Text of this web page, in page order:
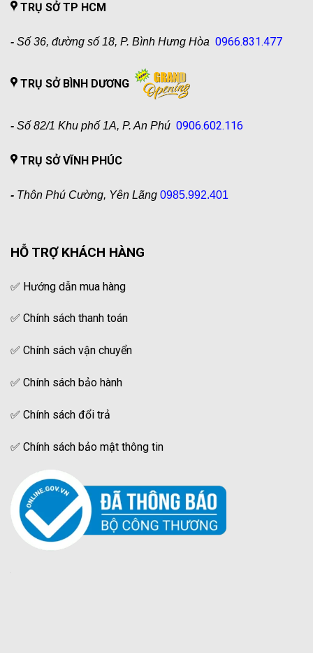
TRỤ SỞ TP HCM
- Số 36, đường số 18, P. Bình Hưng Hòa 0966.831.477
TRỤ SỞ BÌNH DƯƠNG
- Số 82/1 Khu phố 1A, P. An Phú 0906.602.116
TRỤ SỞ VĨNH PHÚC
- Thôn Phú Cường, Yên Lãng 0985.992.401
HỖ TRỢ KHÁCH HÀNG
✅ Hướng dẫn mua hàng
✅ Chính sách thanh toán
✅ Chính sách vận chuyển
✅ Chính sách bảo hành
✅ Chính sách đổi trả
✅ Chính sách bảo mật thông tin